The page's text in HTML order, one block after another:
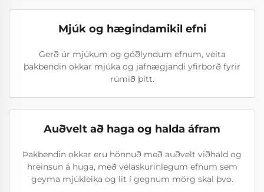
Mjúk og hægindamikil efni
Gerð úr mjúkum og góðlyndum efnum, veita
þakbendin okkar mjúka og jafnægjandi yfirborð fyrir
rúmið þitt.
Auðvelt að haga og halda áfram
Þakbendin okkar eru hönnuð með auðvelt viðhald og
hreinsun á huga, með vélaskurinlegum efnum sem
geyma mjúkleika og lit í gegnum mörg skal þvo.